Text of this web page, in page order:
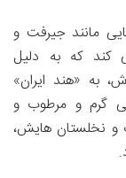
مانند جیرفت و
کند که به دلیل
به «هند ایران»
گرم و مرطوب و
و نخلستان هایش،